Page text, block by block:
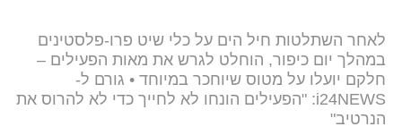
לאחר השתלטות חיל הים על כלי שיט פרו-פלסטינים
במהלך יום כיפור, הוחלט לגרש את מאות הפעילים –
חלקם יועלו על מטוס שיוחכר במיוחד • גורם ל-
i24NEWS: "הפעילים הונחו לא לחייך כדי לא להרוס את
הנרטיב"